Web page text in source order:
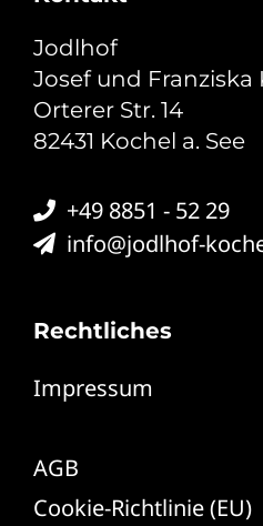
Jodlhof
Josef und Franziska
Orterer Str. 14
82431 Kochel a. See
+49 8851 - 52 29
info@jodlhof-
Rechtliches
Impressum
AGB
Cookie-Richtlinie (EU)